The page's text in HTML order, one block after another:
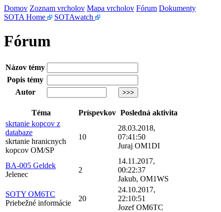
Domov Zoznam vrcholov Mapa vrcholov Fórum Dokumenty
SOTA Home
SOTAwatch
Fórum
Názov témy
Popis témy
Autor
Téma Príspevkov Posledná aktivita
skrtanie kopcov z
databaze
skrtanie hranicnych
kopcov OM/SP
10
28.03.2018,
07:41:50
Juraj OM1DI
BA-005 Geldek
Jelenec
2
14.11.2017,
00:22:37
Jakub, OM1WS
SOTY OM6TC
Priebežné informácie
20
24.10.2017,
22:10:51
Jozef OM6TC